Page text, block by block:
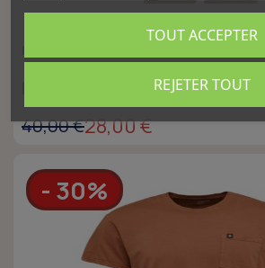
M BD Backcountry Stamp SS
40,00 €28,00 €
- 30%
REJETER TOUT
TOUT ACCEPTER